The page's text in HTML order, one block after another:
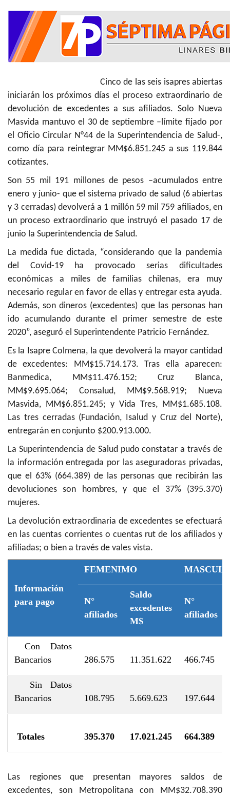
Cinco de las seis isapres abiertas
iniciarán los próximos días el proceso extraordinario de
devolución de excedentes a sus afiliados. Solo Nueva
Masvida mantuvo el 30 de septiembre –límite fijado por
el Oficio Circular N°44 de la Superintendencia de Salud-,
como día para reintegrar MM$6.851.245 a sus 119.844
cotizantes.
Son 55 mil 191 millones de pesos –acumulados entre
enero y junio- que el sistema privado de salud (6 abiertas
y 3 cerradas) devolverá a 1 millón 59 mil 759 afiliados, en
un proceso extraordinario que instruyó el pasado 17 de
junio la Superintendencia de Salud.
La medida fue dictada, “considerando que la pandemia
del Covid-19 ha provocado serias dificultades
económicas a miles de familias chilenas, era muy
necesario regular en favor de ellas y entregar esta ayuda.
Además, son dineros (excedentes) que las personas han
ido acumulando durante el primer semestre de este
2020”, aseguró el Superintendente Patricio Fernández.
Es la Isapre Colmena, la que devolverá la mayor cantidad
de excedentes: MM$15.714.173. Tras ella aparecen:
Banmedica, MM$11.476.152; Cruz Blanca,
MM$9.695.064; Consalud, MM$9.568.919; Nueva
Masvida, MM$6.851.245; y Vida Tres, MM$1.685.108.
Las tres cerradas (Fundación, Isalud y Cruz del Norte),
entregarán en conjunto $200.913.000.
La Superintendencia de Salud pudo constatar a través de
la información entregada por las aseguradoras privadas,
que el 63% (664.389) de las personas que recibirán las
devoluciones son hombres, y que el 37% (395.370)
mujeres.
La devolución extraordinaria de excedentes se efectuará
en las cuentas corrientes o cuentas rut de los afiliados y
afiliadas; o bien a través de vales vista.
Información
para pago
FEMENIMO
N°
afiliados
Saldo
excedentes
M$
N°
afiliados
Con Datos
Bancarios
286.575 11.351.622 466.745
Sin Datos
Bancarios
108.795 5.669.623 197.644
Totales 395.370 17.021.245 664.389
Las regiones que presentan mayores saldos de
excedentes, son Metropolitana con MM$32.708.390